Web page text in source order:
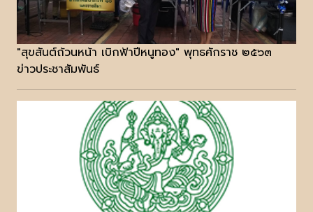
"สุขสันต์ถ้วนหน้า เบิกฟ้าปีหนูทอง" พุทธศักราช ๒๕๖๓
ข่าวประชาสัมพันธ์